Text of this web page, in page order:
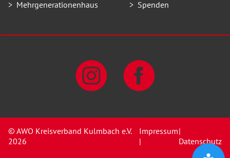
Mehrgenerationenhaus
Spenden
© AWO Kreisverband Kulmbach e.V.
2026
Impressum
|
|
Datenschutz